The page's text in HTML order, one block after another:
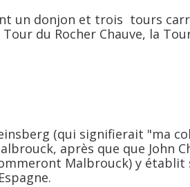
un donjon et trois tours
Tour du Rocher Chauve, la
(qui signifierait "ma
, après que que John
Malbrouck) y